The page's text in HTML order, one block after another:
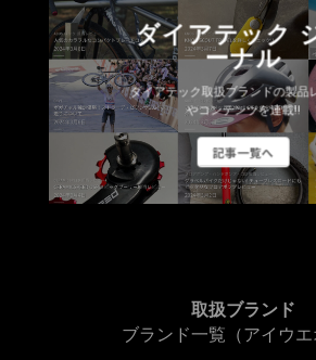
ダイアテック
ーナル
ダイアテック取扱ブランドの製品
やコンテンツを連載!!
記事一覧へ
取扱ブランド
ブランド一覧（アイウエ